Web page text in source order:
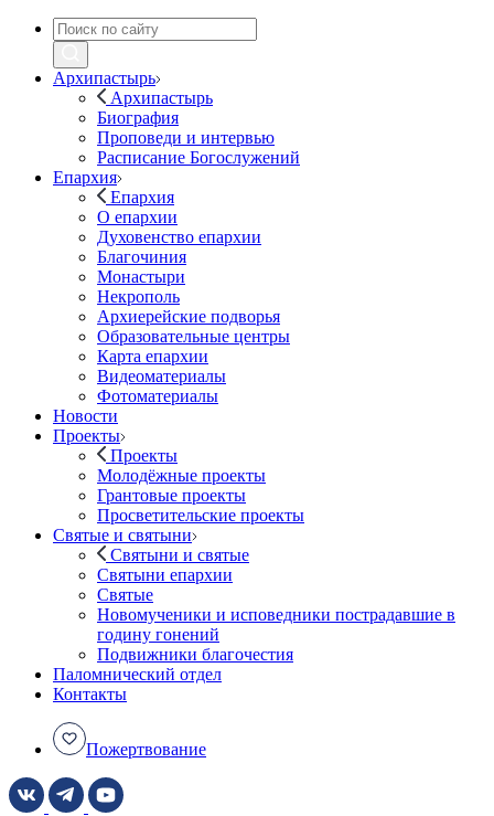
Архипастырь
Архипастырь
Биография
Проповеди и интервью
Расписание Богослужений
Епархия
Епархия
О епархии
Духовенство епархии
Благочиния
Монастыри
Некрополь
Архиерейские подворья
Образовательные центры
Карта епархии
Видеоматериалы
Фотоматериалы
Новости
Проекты
Проекты
Молодёжные проекты
Грантовые проекты
Просветительские проекты
Святые и святыни
Святыни и святые
Святыни епархии
Святые
Новомученики и исповедники пострадавшие в
годину гонений
Подвижники благочестия
Паломнический отдел
Контакты
Пожертвование